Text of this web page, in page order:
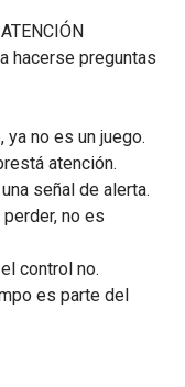
hacerse preguntas
no es un juego.
atención.
señal de alerta.
no es
control no.
es parte del